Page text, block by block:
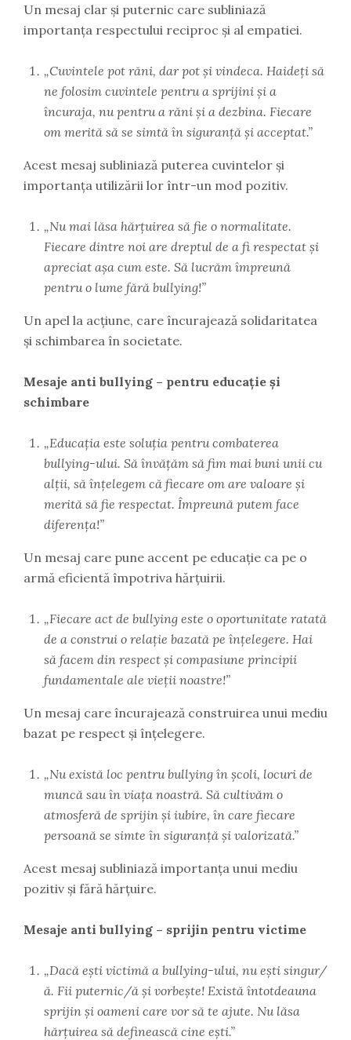
Un mesaj clar și puternic care subliniază
importanța respectului reciproc și al empatiei.
„Cuvintele pot răni, dar pot și vindeca. Haideți să
ne folosim cuvintele pentru a sprijini și a
încuraja, nu pentru a răni și a dezbina. Fiecare
om merită să se simtă în siguranță și acceptat.”
Acest mesaj subliniază puterea cuvintelor și
importanța utilizării lor într-un mod pozitiv.
„Nu mai lăsa hărțuirea să fie o normalitate.
Fiecare dintre noi are dreptul de a fi respectat și
apreciat așa cum este. Să lucrăm împreună
pentru o lume fără bullying!”
Un apel la acțiune, care încurajează solidaritatea
și schimbarea în societate.
Mesaje anti bullying – pentru educație și
schimbare
„Educația este soluția pentru combaterea
bullying-ului. Să învățăm să fim mai buni unii cu
alții, să înțelegem că fiecare om are valoare și
merită să fie respectat. Împreună putem face
diferența!”
Un mesaj care pune accent pe educație ca pe o
armă eficientă împotriva hărțuirii.
„Fiecare act de bullying este o oportunitate ratată
de a construi o relație bazată pe înțelegere. Hai
să facem din respect și compasiune principii
fundamentale ale vieții noastre!”
Un mesaj care încurajează construirea unui mediu
bazat pe respect și înțelegere.
„Nu există loc pentru bullying în școli, locuri de
muncă sau în viața noastră. Să cultivăm o
atmosferă de sprijin și iubire, în care fiecare
persoană se simte în siguranță și valorizată.”
Acest mesaj subliniază importanța unui mediu
pozitiv și fără hărțuire.
Mesaje anti bullying – sprijin pentru victime
„Dacă ești victimă a bullying-ului, nu ești singur/
ă. Fii puternic/ă și vorbește! Există întotdeauna
sprijin și oameni care vor să te ajute. Nu lăsa
hărțuirea să definească cine ești.”